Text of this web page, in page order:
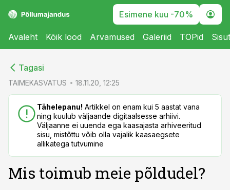
Esimene kuu -70%
Avaleht Kõik lood Arvamused Galeriid TOPid
Tagasi
TAIMEKASVATUS 18.11.20, 12:25
Tähelepanu! Artikkel on enam kui 5 aastat vana
ning kuulub väljaande digitaalsesse arhiivi.
Väljaanne ei uuenda ega kaasajasta arhiveeritud
sisu, mistõttu võib olla vajalik kaasaegsete
allikatega tutvumine
Mis toimub meie põldudel?